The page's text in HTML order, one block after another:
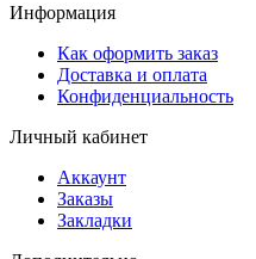
Информация
Как оформить заказ
Доставка и оплата
Конфиденциальность
Личный кабинет
Аккаунт
Заказы
Закладки